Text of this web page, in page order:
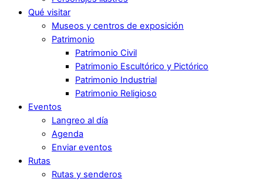
Qué visitar
Museos y centros de exposición
Patrimonio
Patrimonio Civil
Patrimonio Escultórico y Pictórico
Patrimonio Industrial
Patrimonio Religioso
Eventos
Langreo al día
Agenda
Enviar eventos
Rutas
Rutas y senderos